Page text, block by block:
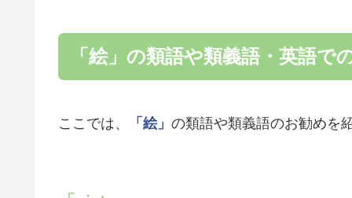
「絵」の類語や類義語・英語で
ここでは、 「絵」 の類語や類義語のお勧めを